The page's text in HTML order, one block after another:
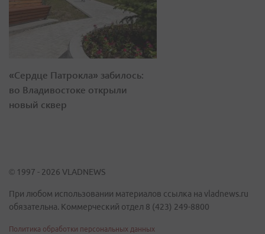
«Сердце Патрокла» забилось:
во Владивостоке открыли
новый сквер
© 1997 - 2026 VLADNEWS
При любом использовании материалов ссылка на vladnews.ru
обязательна. Коммерческий отдел 8 (423) 249-8800
Политика обработки персональных данных